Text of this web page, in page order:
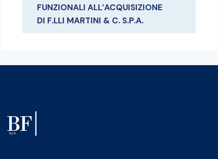
FUNZIONALI ALL’ACQUISIZIONE
DI F.LLI MARTINI & C. S.P.A.